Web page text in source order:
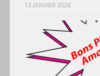
13 JANVIER 2026